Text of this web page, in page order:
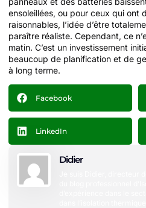
ensoleillées, ou pour ceux qui ont
raisonnables, l’idée d’être
paraître réaliste. Cependant, ce
matin. C’est un investissement
beaucoup de planification et de
à long terme.
Facebook
LinkedIn
Didier